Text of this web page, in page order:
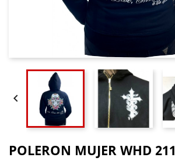

POLERON MUJER WHD 211